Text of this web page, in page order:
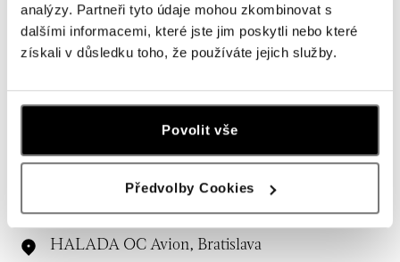
analýzy. Partneři tyto údaje mohou zkombinovat s
dalšími informacemi, které jste jim poskytli nebo které
získali v důsledku toho, že používáte jejich služby.
Povolit vše
Předvolby Cookies
Všetky Česko Slovensko
HALADA OC Eurovea, Bratislava
Pribinova 8, 811 09 Bratislava
dnes otvorené do 21:00
HALADA OC Avion, Bratislava